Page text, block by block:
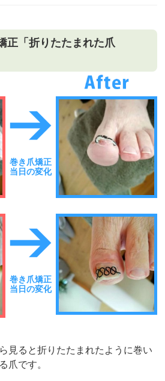
正「折りたたまれた爪
巻き爪矯正
当日の変化
巻き爪矯正
当日の変化
ら見ると折りたたまれたように巻い
爪です。